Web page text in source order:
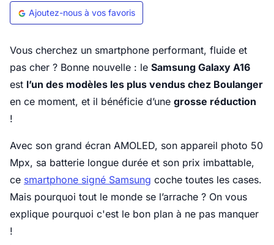
Ajoutez-nous à vos favoris
Vous cherchez un smartphone performant, fluide et
pas cher ? Bonne nouvelle : le Samsung Galaxy A16
est l’un des modèles les plus vendus chez Boulanger
en ce moment, et il bénéficie d’une grosse réduction
!
Avec son grand écran AMOLED, son appareil photo 50
Mpx, sa batterie longue durée et son prix imbattable,
ce smartphone signé Samsung coche toutes les cases.
Mais pourquoi tout le monde se l’arrache ? On vous
explique pourquoi c'est le bon plan à ne pas manquer
!